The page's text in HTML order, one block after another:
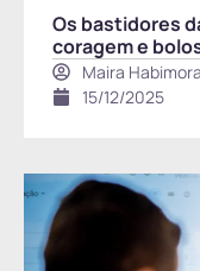
Os bastidores
coragem e
Maira
15/12/2025